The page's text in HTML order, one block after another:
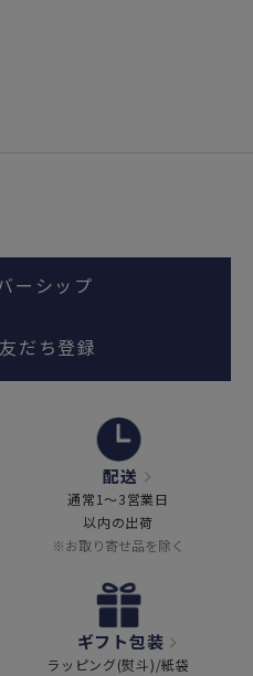
ーシップ
だち登録
配送
通常1～3営業日
以内の出荷
※お取り寄せ品を除く
ギフト包装
ラッピング(熨斗)/紙袋